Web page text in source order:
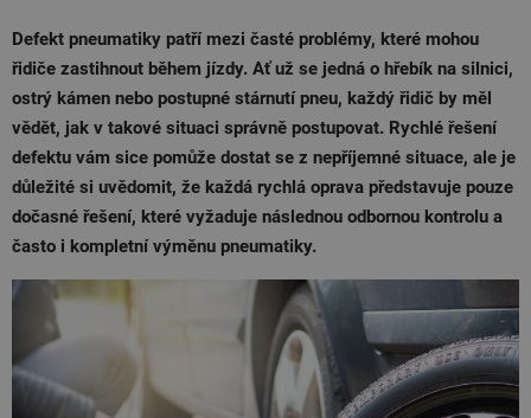
Defekt pneumatiky patří mezi časté problémy, které mohou
řidiče zastihnout během jízdy. Ať už se jedná o hřebík na silnici,
ostrý kámen nebo postupné stárnutí pneu, každý řidič by měl
vědět, jak v takové situaci správně postupovat. Rychlé řešení
defektu vám sice pomůže dostat se z nepříjemné situace, ale je
důležité si uvědomit, že každá rychlá oprava představuje pouze
dočasné řešení, které vyžaduje následnou odbornou kontrolu a
často i kompletní výměnu pneumatiky.